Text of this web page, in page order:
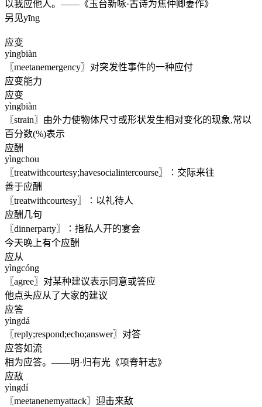
以我应他人。——《玉台新咏·古诗为焦仲卿妻作》
另见yīng
应变
yìngbiàn
〖meetanemergency〗对突发性事件的一种应付
应变能力
应变
yìngbiàn
〖strain〗由外力使物体尺寸或形状发生相对变化的现象,常以
百分数(%)表示
应酬
yìngchou
〖treatwithcourtesy;havesocialintercourse〗∶交际来往
善于应酬
〖treatwithcourtesy〗∶以礼待人
应酬几句
〖dinnerparty〗∶指私人开的宴会
今天晚上有个应酬
应从
yìngcóng
〖agree〗对某种建议表示同意或答应
他点头应从了大家的建议
应答
yìngdá
〖reply;respond;echo;answer〗对答
应答如流
相为应答。——明·归有光《项脊轩志》
应敌
yìngdí
〖meetanenemyattack〗迎击来敌